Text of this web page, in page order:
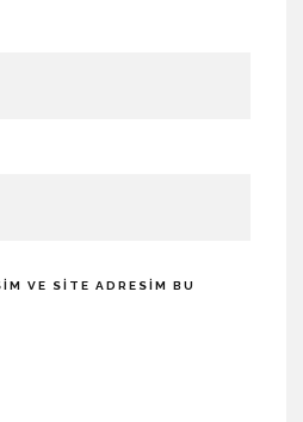
VE SITE ADRESIM BU